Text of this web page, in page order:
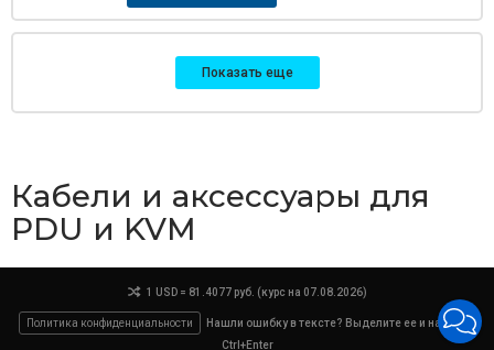
Показать еще
Кабели и аксессуары для
PDU и KVM
1 USD = 81.4077 руб. (курс на 07.08.2026)
Политика конфиденциальности
Нашли ошибку в тексте? Выделите ее и нажмите
Ctrl+Enter